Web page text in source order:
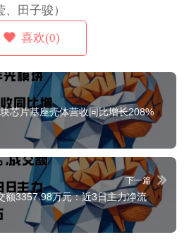
田子骏）
喜欢(0)
芯片基座壳体营收同比增长208%
下一篇
额3357.98万元：近3日主力净流